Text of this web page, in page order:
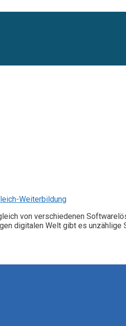
Weiterbildung
von verschiedenen
digitalen Welt gibt es